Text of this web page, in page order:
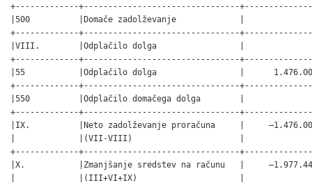
+-------------+--------------------------------
|500          |Domače zadolževanje             |
+-------------+--------------------------------
|VIII.        |Odplačilo dolga                 |
+-------------+--------------------------------
|55           |Odplačilo dolga                 |
+-------------+--------------------------------
|550          |Odplačilo domačega dolga        |
+-------------+--------------------------------
|IX.          |Neto zadolževanje proračuna     |
|             |(VII-VIII)                      |
+-------------+--------------------------------
|X.           |Zmanjšanje sredstev na računu   |
|             |(III+VI+IX)                     |